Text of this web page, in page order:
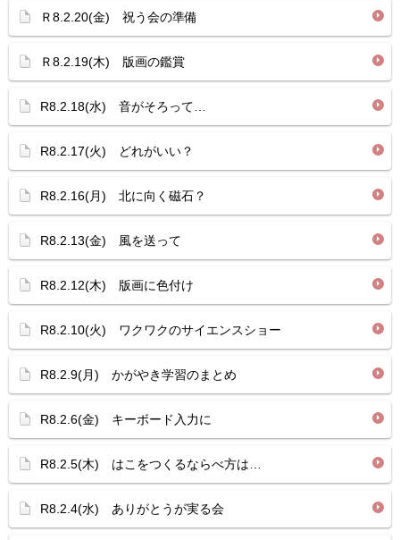
Ｒ8.2.20(金) 祝う会の準備
Ｒ8.2.19(木) 版画の鑑賞
R8.2.18(水) 音がそろって…
R8.2.17(火) どれがいい？
R8.2.16(月) 北に向く磁石？
R8.2.13(金) 風を送って
R8.2.12(木) 版画に色付け
R8.2.10(火) ワクワクのサイエンスショー
R8.2.9(月) かがやき学習のまとめ
R8.2.6(金) キーボード入力に
R8.2.5(木) はこをつくるならべ方は…
R8.2.4(水) ありがとうが実る会